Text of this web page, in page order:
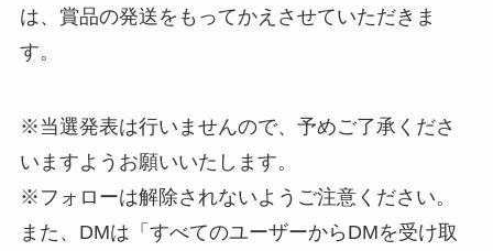
は、賞品の発送をもってかえさせていただきま
す。
※当選発表は行いませんので、予めご了承くださ
いますようお願いいたします。
※フォローは解除されないようご注意ください。
また、DMは「すべてのユーザーからDMを受け取